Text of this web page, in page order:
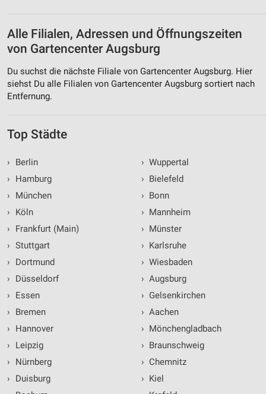
Alle Filialen, Adressen und Öffnungszeiten
von Gartencenter Augsburg
Du suchst die nächste Filiale von Gartencenter Augsburg. Hier
siehst Du alle Filialen von Gartencenter Augsburg sortiert nach
Entfernung.
Top Städte
›
Berlin
›
Hamburg
›
München
›
Köln
›
Frankfurt (Main)
› Stuttgart
›
Dortmund
›
Düsseldorf
›
Essen
›
Bremen
›
Hannover
›
Leipzig
›
Nürnberg
›
Duisburg
› Wuppertal
› Bielefeld
› Bonn
› Mannheim
› Münster
› Karlsruhe
› Wiesbaden
› Augsburg
› Gelsenkirchen
› Aachen
› Mönchengladbach
› Braunschweig
› Chemnitz
› Kiel
Entwicklung und Verbesserung der Angebote
Verwendung reduzierter Daten zur Auswahl von
Inhalten
Informationen identifizieren
Nicht-IAB-Verarbeitungszwecke:
Notwendig
Funktional